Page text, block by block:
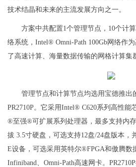
技术结晶和未来的主流发展方向之一。
方案中共配置1个管理节点，10个计
络系统，Intel® Omni-Path 100Gb网络作
了高速计算、海量数据传输的网格计算集
管理节点和计算节点均选用宝德推出
PR2710P。它采用Intel® C620系列高性
®至强®可扩展系列处理器，最多支持内
拔 3.5寸硬盘，可选支持12盘/24盘版本，
E设备，可选采用英特尔®FPGA和傲腾数
Infiniband、Omni-Path高速网卡。